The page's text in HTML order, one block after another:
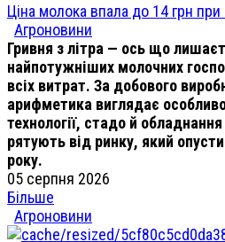
Ціна молока впала до 14 грн при
Агроновини
Гривня з літра — ось що
найпотужніших молочних
всіх витрат. За добового
арифметика виглядає
технології, стадо й
рятують від ринку, який
року.
05 серпня 2026
Більше
Агроновини